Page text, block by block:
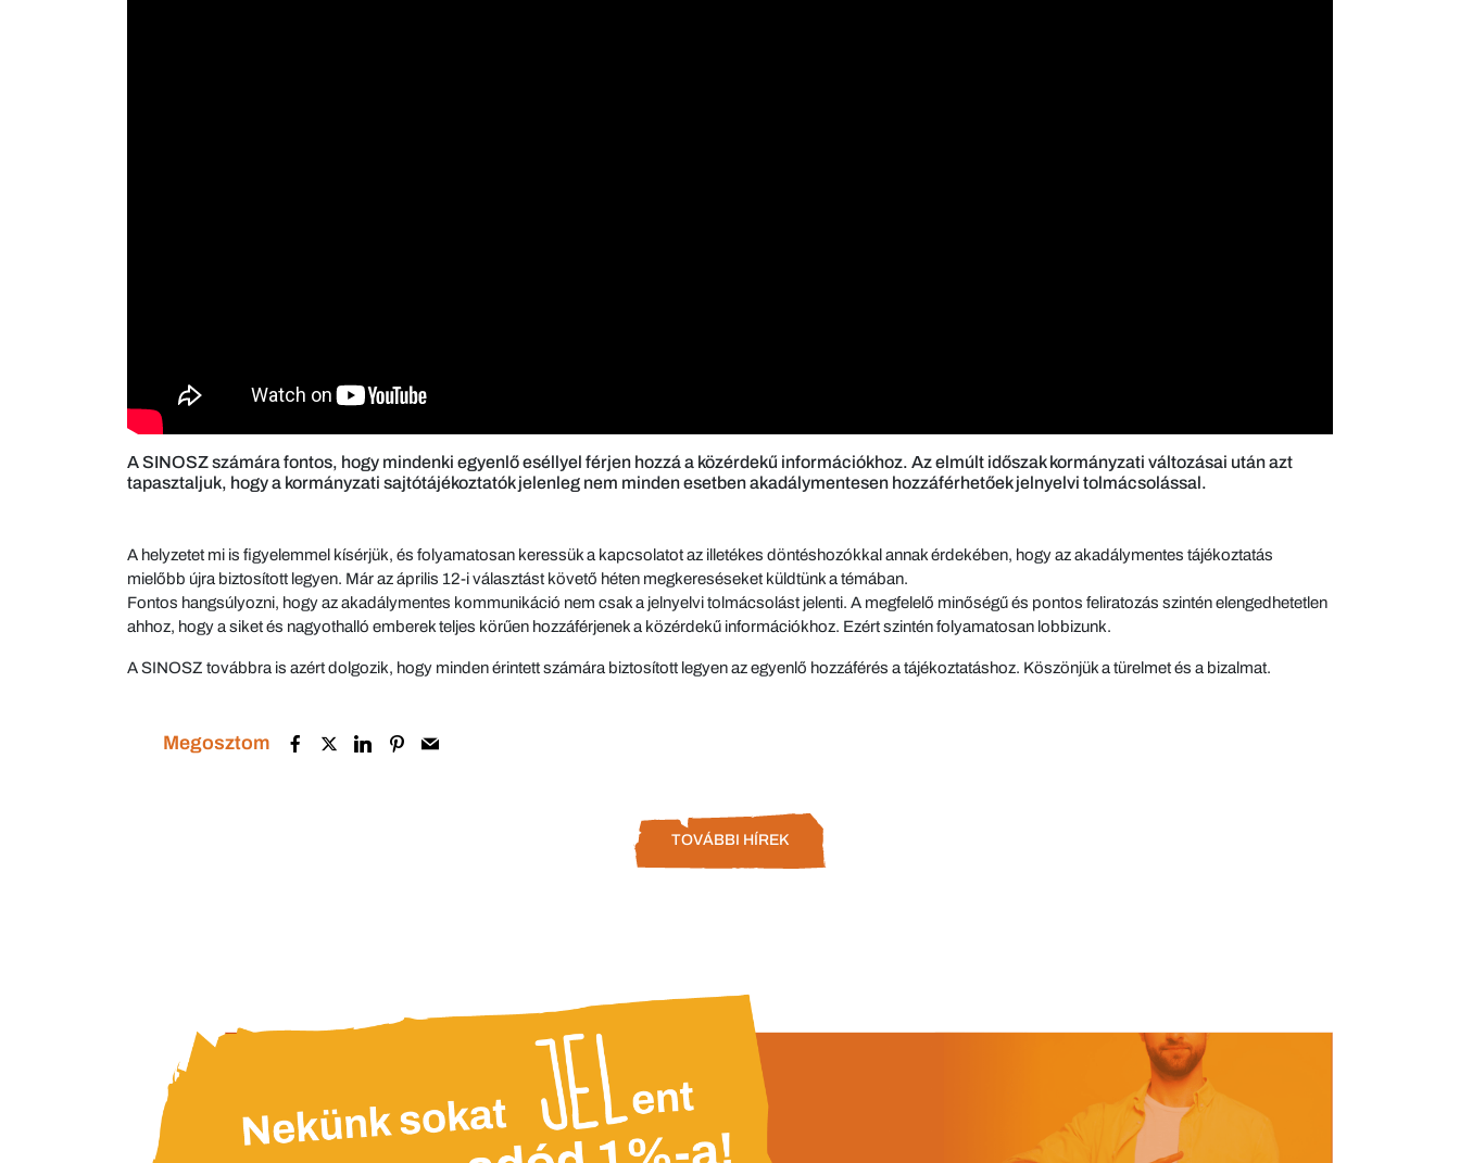
A SINOSZ számára fontos, hogy mindenki egyenlő eséllyel férjen hozzá a közérdekű információkhoz. Az elmúlt időszak kormányzati változásai után azt
tapasztaljuk, hogy a kormányzati sajtótájékoztatók jelenleg nem minden esetben akadálymentesen hozzáférhetőek jelnyelvi tolmácsolással.
A helyzetet mi is figyelemmel kísérjük, és folyamatosan keressük a kapcsolatot az illetékes döntéshozókkal annak érdekében, hogy az akadálymentes tájékoztatás
mielőbb újra biztosított legyen. Már az április 12-i választást követő héten megkereséseket küldtünk a témában.
Fontos hangsúlyozni, hogy az akadálymentes kommunikáció nem csak a jelnyelvi tolmácsolást jelenti. A megfelelő minőségű és pontos feliratozás szintén elengedhetetlen
ahhoz, hogy a siket és nagyothalló emberek teljes körűen hozzáférjenek a közérdekű információkhoz. Ezért szintén folyamatosan lobbizunk.
A SINOSZ továbbra is azért dolgozik, hogy minden érintett számára biztosított legyen az egyenlő hozzáférés a tájékoztatáshoz. Köszönjük a türelmet és a bizalmat.
Megosztom
TOVÁBBI HÍREK